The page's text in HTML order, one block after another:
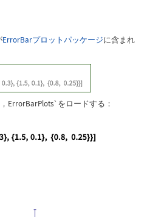
ErrorBarプロットパッケージに含まれ
ErrorBarPlots` をロードする：